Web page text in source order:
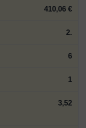
410,06 €
2.
6
1
3,52